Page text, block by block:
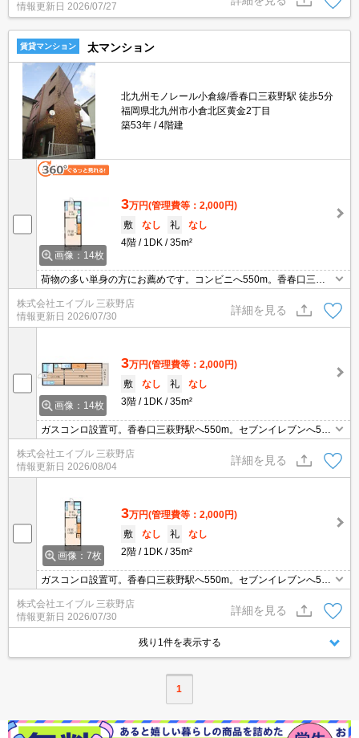
情報更新日 2026/07/27
賃貸マンション 太マンション
北九州モノレール小倉線/香春口三萩野駅 徒歩5分
福岡県北九州市小倉北区黄金2丁目
築53年
4階建
画像：14枚
3万円(管理費等：2,000円)
敷
なし 礼
なし
4階
1DK 35m²
荷物の多い単身の方にお薦めです。コンビニへ550m。香春口三萩
バス停まで4分。ガスコンロ設置可。
株式会社エイブル 三萩野店
情報更新日 2026/07/30
詳細を見る
画像：14枚
3万円(管理費等：2,000円)
敷
なし 礼
なし
3階
1DK 35m²
ガスコンロ設置可。香春口三萩野駅へ550m。セブンイレブンへ550
4分。通勤、通学便利。
株式会社エイブル 三萩野店
情報更新日 2026/08/04
詳細を見る
画像：7枚
3万円(管理費等：2,000円)
敷
なし 礼
なし
2階
1DK 35m²
ガスコンロ設置可。香春口三萩野駅へ550m。セブンイレブンへ550
4分。
株式会社エイブル 三萩野店
情報更新日 2026/07/30
詳細を見る
残り1件を表示する
1